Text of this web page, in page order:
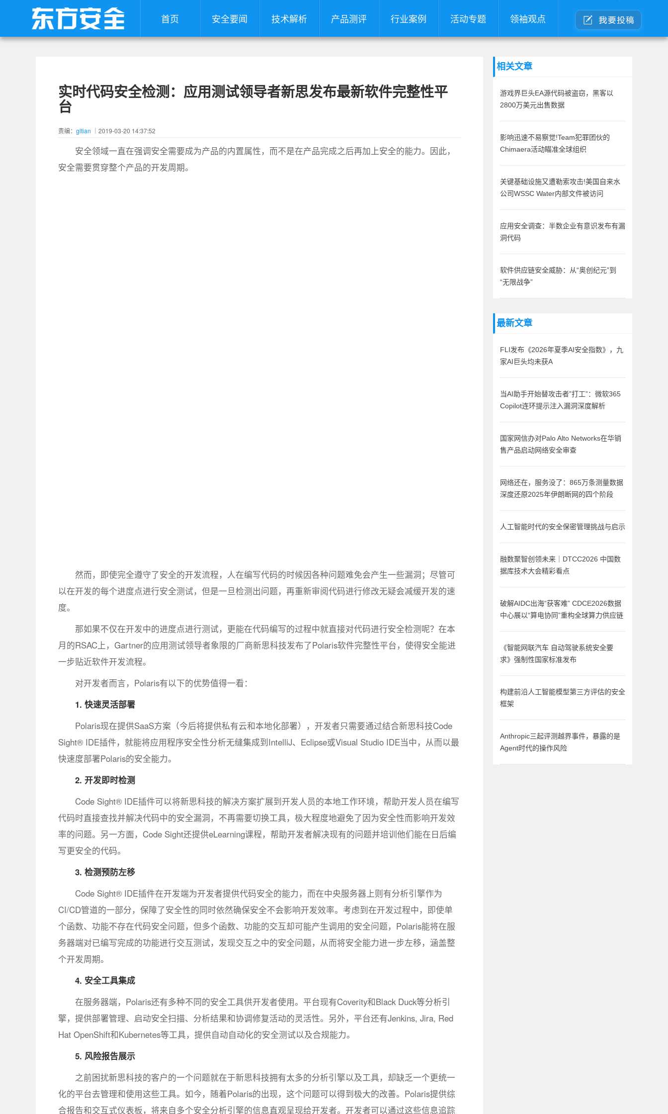
首页 安全要闻 技术解析 产品测评 行业案例 活动专题 领袖观点
实时代码安全检测：应用测试领导者新思发布最新软件完整性平
台
责编： gltian ｜2019-03-20 14:37:52
安全领域一直在强调安全需要成为产品的内置属性，而不是在产品完成之后再加上安全的能力。因此，
安全需要贯穿整个产品的开发周期。
然而，即使完全遵守了安全的开发流程，人在编写代码的时候因各种问题难免会产生一些漏洞；尽管可
以在开发的每个进度点进行安全测试，但是一旦检测出问题，再重新审阅代码进行修改无疑会减缓开发的速
度。
那如果不仅在开发中的进度点进行测试，更能在代码编写的过程中就直接对代码进行安全检测呢？在本
月的RSAC上，Gartner的应用测试领导者象限的厂商新思科技发布了Polaris软件完整性平台，使得安全能进
一步贴近软件开发流程。
对开发者而言，Polaris有以下的优势值得一看：
1. 快速灵活部署
Polaris现在提供SaaS方案（今后将提供私有云和本地化部署），开发者只需要通过结合新思科技Code
Sight® IDE插件，就能将应用程序安全性分析无缝集成到IntelliJ、Eclipse或Visual Studio IDE当中，从而以最
快速度部署Polaris的安全能力。
2. 开发即时检测
Code Sight® IDE插件可以将新思科技的解决方案扩展到开发人员的本地工作环境，帮助开发人员在编写
代码时直接查找并解决代码中的安全漏洞，不再需要切换工具，极大程度地避免了因为安全性而影响开发效
率的问题。另一方面，Code Sight还提供eLearning课程，帮助开发者解决现有的问题并培训他们能在日后编
写更安全的代码。
3. 检测预防左移
Code Sight® IDE插件在开发端为开发者提供代码安全的能力，而在中央服务器上则有分析引擎作为
CI/CD管道的一部分，保障了安全性的同时依然确保安全不会影响开发效率。考虑到在开发过程中，即使单
个函数、功能不存在代码安全问题，但多个函数、功能的交互却可能产生调用的安全问题，Polaris能将在服
务器端对已编写完成的功能进行交互测试，发现交互之中的安全问题，从而将安全能力进一步左移，涵盖整
个开发周期。
4. 安全工具集成
在服务器端，Polaris还有多种不同的安全工具供开发者使用。平台现有Coverity和Black Duck等分析引
擎，提供部署管理、启动安全扫描、分析结果和协调修复活动的灵活性。另外，平台还有Jenkins, Jira, Red
Hat OpenShift和Kubernetes等工具，提供自动自动化的安全测试以及合规能力。
5. 风险报告展示
之前困扰新思科技的客户的一个问题就在于新思科技拥有太多的分析引擎以及工具，却缺乏一个更统一
化的平台去管理和使用这些工具。如今，随着Polaris的出现，这个问题可以得到极大的改善。Polaris提供综
合报告和交互式仪表板，将来自多个安全分析引擎的信息直观呈现给开发者。开发者可以通过这些信息追踪
相关文章
游戏界巨头EA源代码被盗窃，黑客以
2800万美元出售数据
影响迅速不易察觉!Team犯罪团伙的
Chimaera活动瞄准全球组织
关键基础设施又遭勒索攻击!美国自来水
公司WSSC Water内部文件被访问
应用安全调查：半数企业有意识发布有漏
洞代码
软件供应链安全威胁：从“奥创纪元”到
“无限战争”
最新文章
FLI发布《2026年夏季AI安全指数》，九
家AI巨头均未获A
当AI助手开始替攻击者”打工”：微软365
Copilot连环提示注入漏洞深度解析
国家网信办对Palo Alto Networks在华销
售产品启动网络安全审查
网络还在，服务没了：865万条测量数据
深度还原2025年伊朗断网的四个阶段
人工智能时代的安全保密管理挑战与启示
融数聚智创领未来｜DTCC2026 中国数
据库技术大会精彩看点
破解AIDC出海“获客难” CDCE2026数据
中心展以“算电协同”重构全球算力供应链
《智能网联汽车 自动驾驶系统安全要
求》强制性国家标准发布
构建前沿人工智能模型第三方评估的安全
框架
Anthropic三起评测越界事件，暴露的是
Agent时代的操作风险